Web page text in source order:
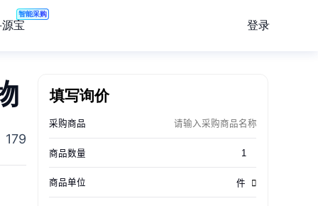
宝
智能采购
登录
179
填写询价